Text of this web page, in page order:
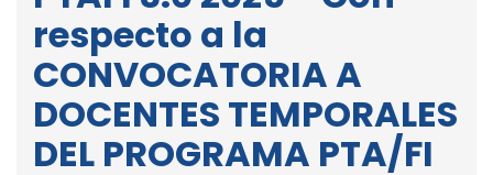
respecto a la
CONVOCATORIA A
DOCENTES TEMPORALES
DEL PROGRAMA PTA/FI